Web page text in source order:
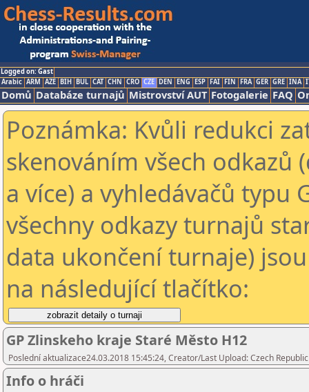
Logged on: Gast
Arabic ARM AZE BIH BUL CAT CHN CRO CZE DEN ENG ESP FAI FIN FRA GER GRE INA
Domů Databáze turnajů Mistrovství AUT Fotogalerie FAQ
Poznámka: Kvůli redukci
skenováním všech odkazů
a více) a vyhledávačů typu
všechny odkazy turnajů
data ukončení turnaje)
na následující tlačítko:
GP Zlinskeho kraje Staré Město H12
Poslední aktualizace24.03.2018 15:45:24, Creator/Last Upload: Czech
Info o hráči